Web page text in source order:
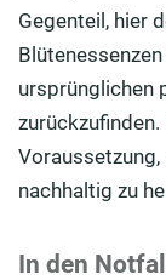
Gegenteil, hier
ursprünglichen
zurückzufinden.
nachhaltig zu
In den